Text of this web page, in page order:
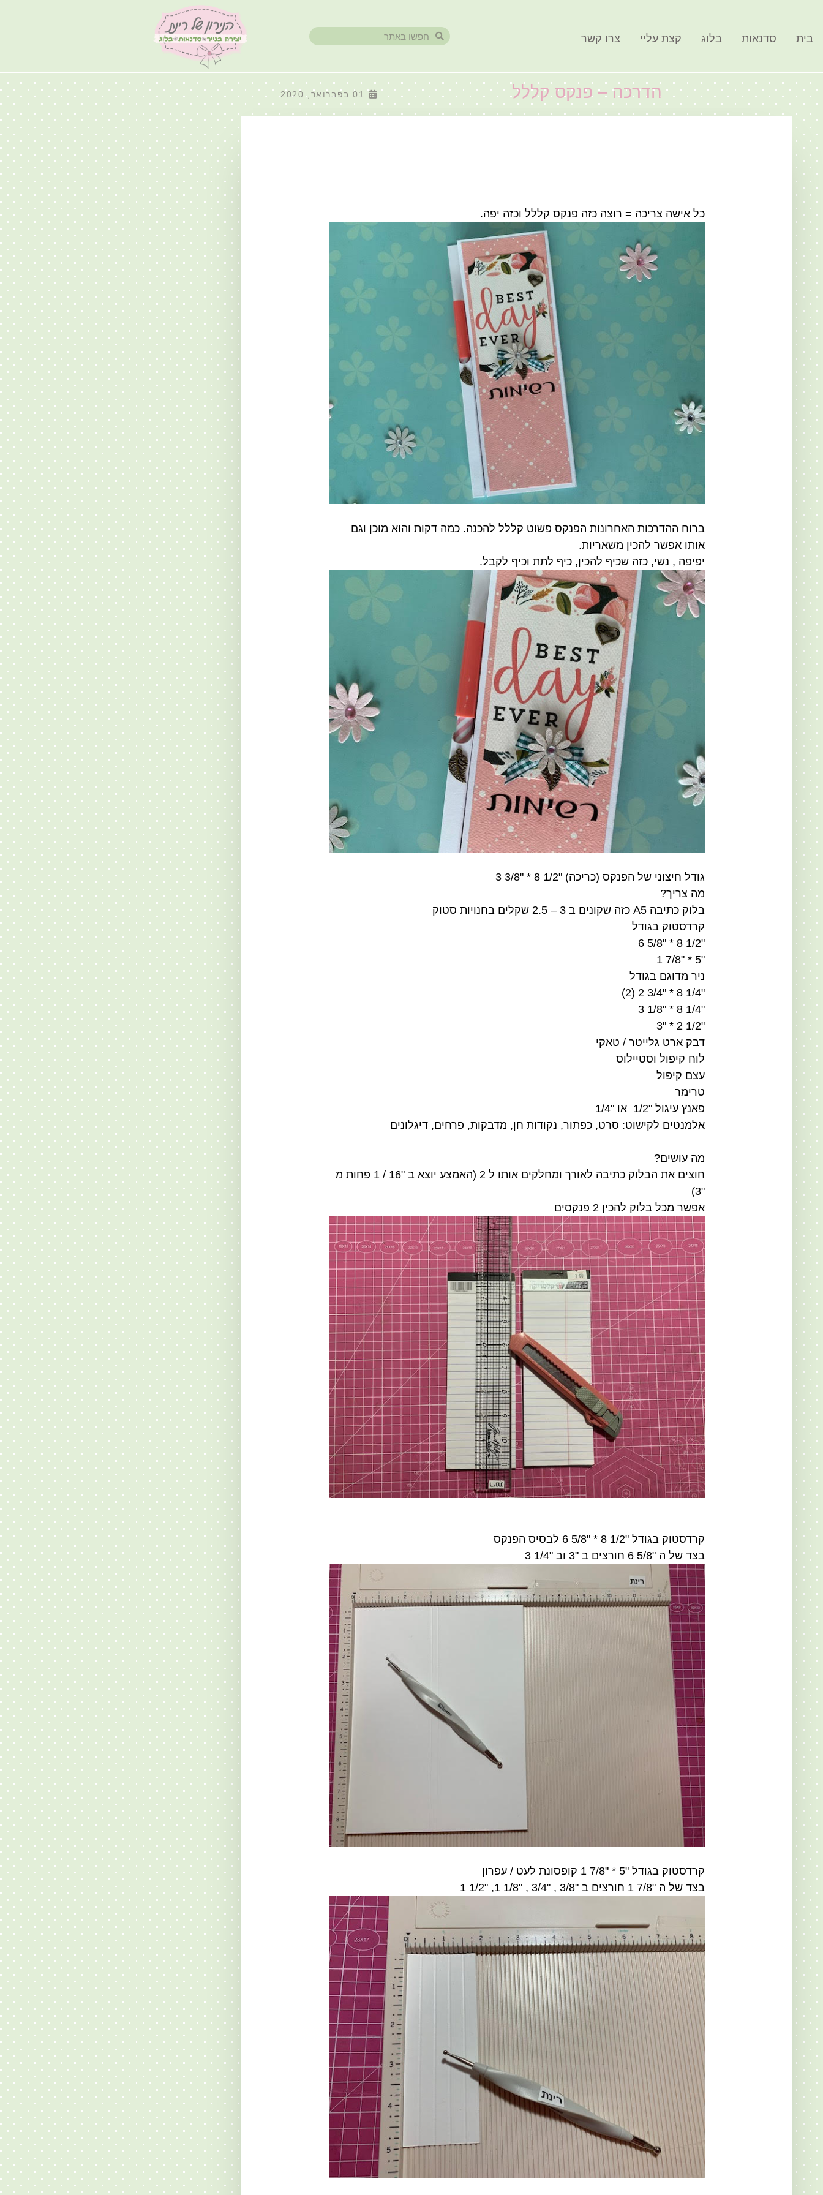
בית סדנאות בלוג קצת עליי צרו קשר
הדרכה – פנקס קללל 01 בפברואר, 2020
כל אישה צריכה = רוצה כזה פנקס קללל וכזה יפה.
ברוח ההדרכות האחרונות הפנקס פשוט קללל להכנה. כמה דקות והוא מוכן וגם
אותו אפשר להכין משאריות.
יפיפה , נשי, כזה שכיף להכין, כיף לתת וכיף לקבל.
גודל חיצוני של הפנקס (כריכה) "1/2 8 * "3/8 3
מה צריך?
בלוק כתיבה A5 כזה שקונים ב 3 – 2.5 שקלים בחנויות סטוק
קרדסטוק בגודל
"1/2 8 * "5/8 6
"5 * "7/8 1
ניר מדוגם בגודל
"1/4 8 * "3/4 2 (2)
"1/4 8 * "1/8 3
"1/2 2 * "3
דבק ארט גלייטר / טאקי
לוח קיפול וסטיילוס
עצם קיפול
טרימר
פאנץ עיגול "1/2
או "1/4
אלמנטים לקישוט: סרט, כפתור, נקודות חן, מדבקות, פרחים, דיגלונים
מה עושים?
חוצים את הבלוק כתיבה לאורך ומחלקים אותו ל 2 (האמצע יוצא ב "16 / 1 פחות מ
"3)
אפשר מכל בלוק להכין 2 פנקסים
קרדסטוק בגודל "1/2 8 * "5/8 6 לבסיס הפנקס
בצד של ה "5/8 6 חורצים ב "3 וב "1/4 3
קרדסטוק בגודל "5 * "7/8 1 קופסונת לעט / עפרון
בצד של ה "7/8 1 חורצים ב "3/8 , "3/4 , "1/8 1, "1/2 1